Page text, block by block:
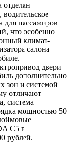
отделан
для пассажиров
что особенно
климат-
салона
двери
дополнительно
зон и системой
отличают
система
мощностью 50
C5 в
рублей.